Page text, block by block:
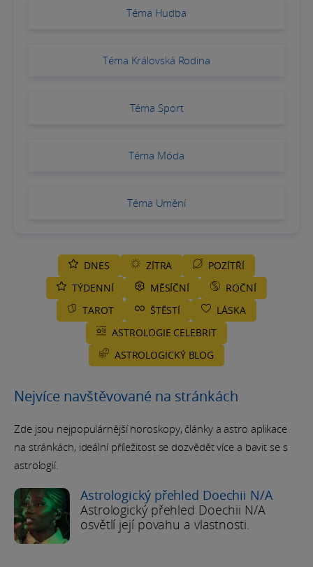
Téma Hudba
Téma Královská Rodina
Téma Sport
Téma Móda
Téma Umění
DNES ZÍTRA
POZÍTŘÍ
TÝDENNÍ
MĚSÍČNÍ
ROČNÍ
TAROT
ŠTĚSTÍ
LÁSKA
ASTROLOGIE CELEBRIT
ASTROLOGICKÝ BLOG
Nejvíce navštěvované na stránkách
Zde jsou nejpopulárnější horoskopy, články a astro aplikace
na stránkách, ideální příležitost se dozvědět více a bavit se s
astrologií.
Astrologický přehled Doechii N/A
Astrologický přehled Doechii N/A
osvětlí její povahu a vlastnosti.